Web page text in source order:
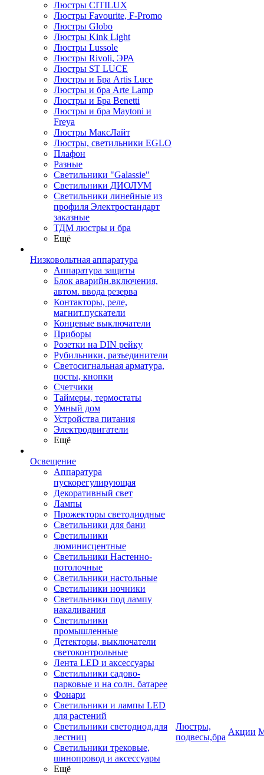
Люстры CITILUX
Люстры Favourite, F-Promo
Люстры Globo
Люстры Kink Light
Люстры Lussole
Люстры Rivoli, ЭРА
Люстры ST LUCE
Люстры и Бра Artis Luce
Люстры и бра Arte Lamp
Люстры и Бра Benetti
Люстры и бра Maytoni и
Freya
Люстры МаксЛайт
Люстры, светильники EGLO
Плафон
Разные
Светильники "Galassie"
Светильники ДИОЛУМ
Светильники линейные из
профиля Электростандарт
заказные
ТДМ люстры и бра
Ещё
Низковольтная аппаратура
Аппаратура защиты
Блок аварийн.включения,
автом. ввода резерва
Контакторы, реле,
магнит.пускатели
Концевые выключатели
Приборы
Розетки на DIN рейку
Рубильники, разъединители
Светосигнальная арматура,
посты, кнопки
Счетчики
Таймеры, термостаты
Умный дом
Устройства питания
Электродвигатели
Ещё
Освещение
Аппаратура
пускорегулирующая
Декоративный свет
Лампы
Прожекторы светодиодные
Светильники для бани
Светильники
люминисцентные
Светильники Настенно-
потолочные
Светильники настольные
Светильники ночники
Светильники под лампу
накаливания
Светильники
промышленные
Детекторы, выключатели
светоконтрольные
Лента LED и аксессуары
Светильники садово-
парковые и на солн. батарее
Фонари
Светильники и лампы LED
для растений
Светильники светодиод.для
лестниц
Светильники трековые,
шинопровод и аксессуары
Ещё
Люстры,
подвесы,бра
Акции